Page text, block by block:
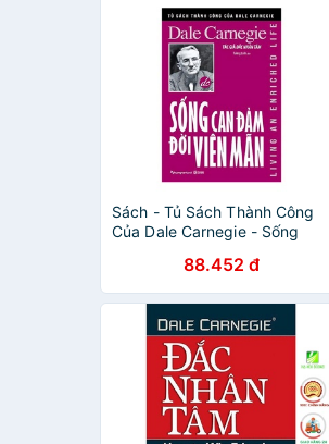
Sách - Tủ Sách Thành Công
Của Dale Carnegie - Sống
8932000131465
88.452 đ